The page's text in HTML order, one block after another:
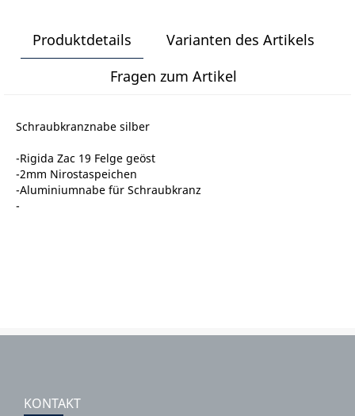
Produktdetails
Varianten des Artikels
Fragen zum Artikel
Schraubkranznabe silber
-Rigida Zac 19 Felge geöst
-2mm Nirostaspeichen
-Aluminiumnabe für Schraubkranz
-
KONTAKT